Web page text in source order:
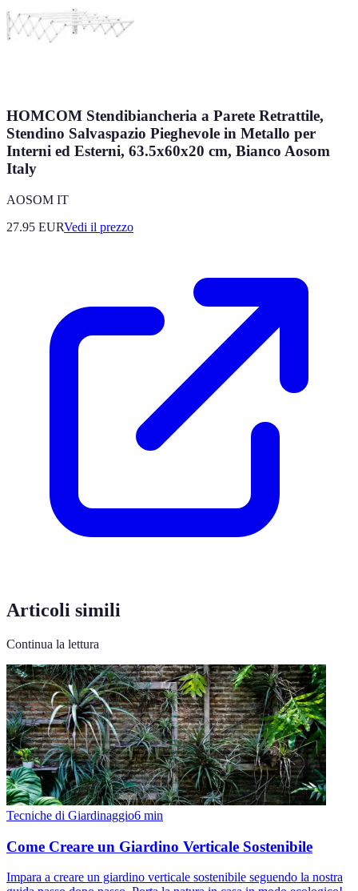
HOMCOM Stendibiancheria a Parete Retrattile,
Stendino Salvaspazio Pieghevole in Metallo per
Interni ed Esterni, 63.5x60x20 cm, Bianco Aosom
Italy
AOSOM IT
27.95 EURVedi il prezzo
Articoli simili
Continua la lettura
Tecniche di Giardinaggio6 min
Come Creare un Giardino Verticale Sostenibile
Impara a creare un giardino verticale sostenibile seguendo la nostra